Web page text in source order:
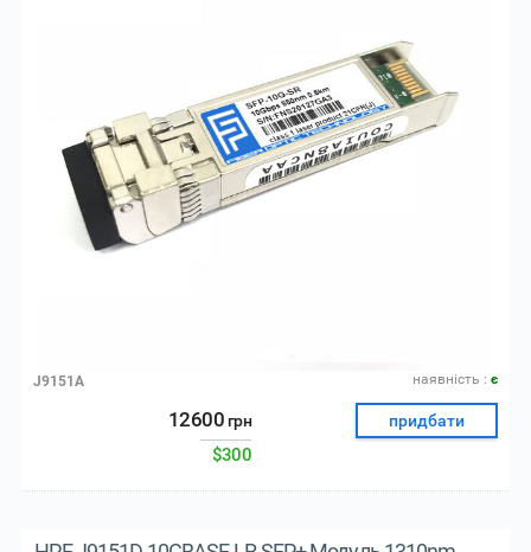
наявнiсть : є
J9151A
12600 грн
$300
придбати